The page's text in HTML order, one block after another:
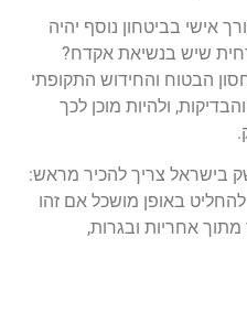
אישי בביטחון נוסף יהיה
שיש בנשיאת אקדח?
הבטוח והחידוש התקופתי
ולהיות מוכן לכך
בישראל צריך להכיר מראש:
להחליט באופן מושכל אם זהו
אחריות ובגרות,